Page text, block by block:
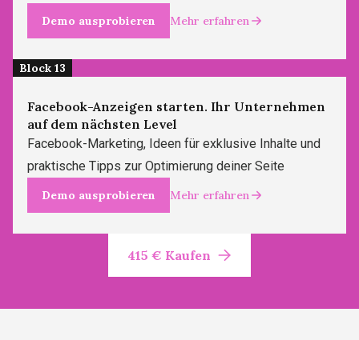
Demo ausprobieren Mehr erfahren
Block 13
Facebook-Anzeigen starten. Ihr Unternehmen
auf dem nächsten Level
Facebook-Marketing, Ideen für exklusive Inhalte und
praktische Tipps zur Optimierung deiner Seite
Demo ausprobieren Mehr erfahren
415 € Kaufen